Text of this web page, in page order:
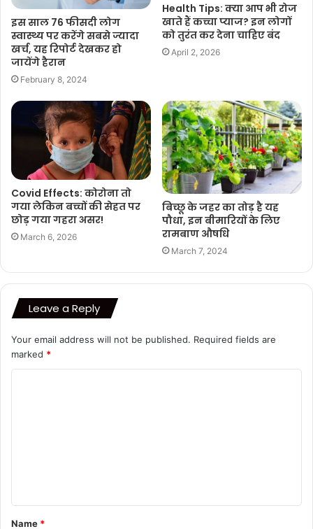
इस साल 76 फीसदी लोग
स्वास्थ्य पर करेंगे सबसे ज्यादा
खर्च, यह रिपोर्ट देखकर हो
जायेंगे हैरान
February 8, 2024
Health Tips: क्या आप भी रोज
खाते हैं कच्चा प्याज? इन लोगों
को तुरंत कर देना चाहिए बंद
April 2, 2026
Covid Effects: कोरोना तो
गया लेकिन बच्चों की सेहत पर
छोड़ गया गहरा असर!
March 6, 2026
बिच्छू के जहर का तोड़ है यह
पौधा, इन बीमारियों के लिए
रामबाण औषधि
March 7, 2024
Leave a Reply
Your email address will not be published. Required fields are
marked *
t
*
Name *